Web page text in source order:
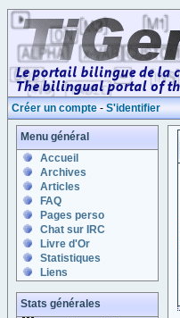
Créer un compte - S'identifier
Menu général
Accueil
Archives
Articles
FAQ
Pages perso
Chat sur IRC
Livre d'Or
Statistiques
Liens
Stats générales